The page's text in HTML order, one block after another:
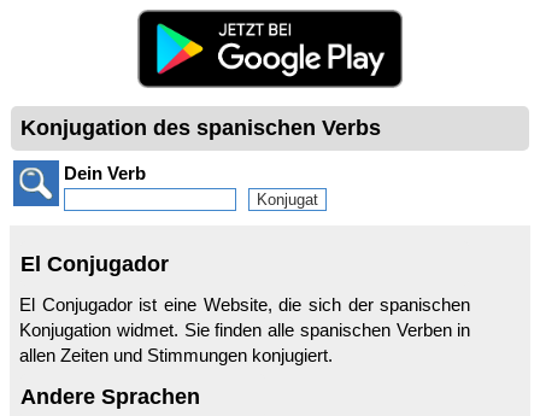
Konjugation des spanischen Verbs
Dein Verb
El Conjugador
El Conjugador ist eine Website, die sich der spanischen
Konjugation widmet. Sie finden alle spanischen Verben in
allen Zeiten und Stimmungen konjugiert.
Andere Sprachen